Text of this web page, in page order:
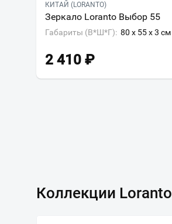
КИТАЙ (LORANTO)
Зеркало Loranto Выбор 55
Габариты (В*Ш*Г): 80 x 55 x 3 см
2 410 ₽
Коллекции Loranto